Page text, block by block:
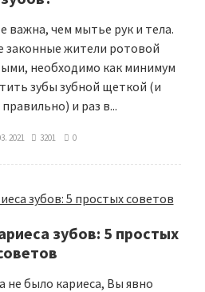
важна, чем мытье рук и тела.
законные жители ротовой
необходимо как минимум
зубы зубной щеткой (и
и раз в...
2021 3201 0
зубов: 5 простых
не было кариеса, Вы явно